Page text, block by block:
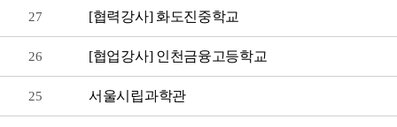
27 [협력강사] 화도진중학교
26 [협업강사] 인천금융고등학교
25 서울시립과학관